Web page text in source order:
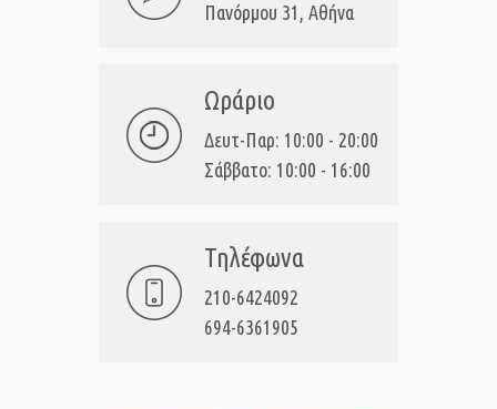
Πανόρμου 31, Αθήνα
Ωράριο
Δευτ-Παρ: 10:00 - 20:00
Σάββατο: 10:00 - 16:00
Τηλέφωνα
210-6424092
694-6361905